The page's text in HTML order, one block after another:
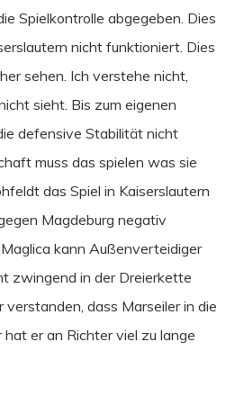
Spielkontrolle abgegeben. Dies
nicht funktioniert. Dies
sehen. Ich verstehe nicht,
sieht. Bis zum eigenen
defensive Stabilität nicht
muss das spielen was sie
das Spiel in Kaiserslautern
Magdeburg negativ
kann Außenverteidiger
zwingend in der Dreierkette
verstanden, dass Marseiler in die
er an Richter viel zu lange